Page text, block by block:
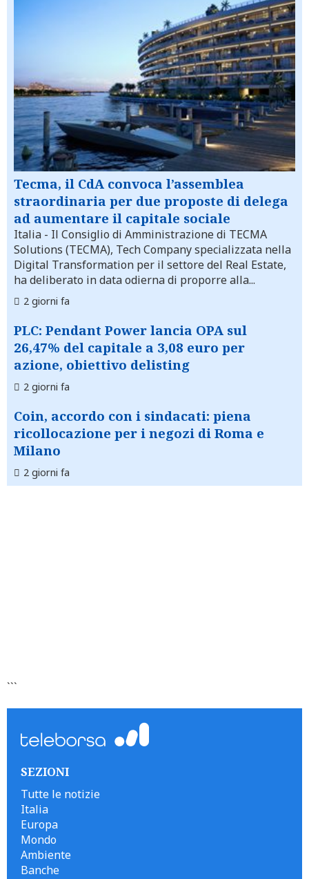
Tecma, il CdA convoca l’assemblea
straordinaria per due proposte di delega
ad aumentare il capitale sociale
Italia - Il Consiglio di Amministrazione di TECMA
Solutions (TECMA), Tech Company specializzata nella
Digital Transformation per il settore del Real Estate,
ha deliberato in data odierna di proporre alla...
2 giorni fa
PLC: Pendant Power lancia OPA sul
26,47% del capitale a 3,08 euro per
azione, obiettivo delisting
2 giorni fa
Coin, accordo con i sindacati: piena
ricollocazione per i negozi di Roma e
Milano
2 giorni fa
```
SEZIONI
Tutte le notizie
Italia
Europa
Mondo
Ambiente
Banche